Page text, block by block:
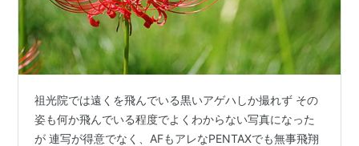
祖光院では遠くを飛んでいる黒いアゲハしか撮れず その
姿も何か飛んでいる程度でよくわからない写真になった
が 連写が得意でなく、AFもアレなPENTAXでも無事飛翔